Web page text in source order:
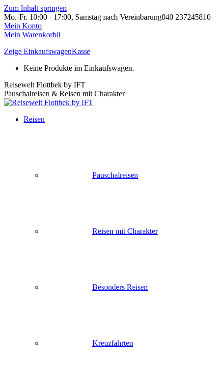
Zum Inhalt springen
Mo.-Fr. 10:00 - 17:00, Samstag nach Vereinbarung040 237245810
Mein Konto
Mein Warenkorb0
Zeige EinkaufswagenKasse
Keine Produkte im Einkaufswagen.
Reisewelt Flottbek by IFT
Pauschalreisen & Reisen mit Charakter
Reisen
Pauschalreisen
Reisen mit Charakter
Besonders Reisen
Kreuzfahrten